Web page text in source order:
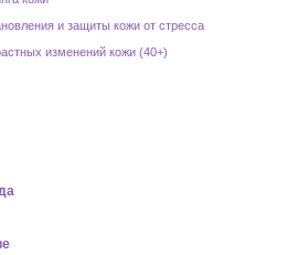
и защиты кожи от стресса
изменений кожи (40+)